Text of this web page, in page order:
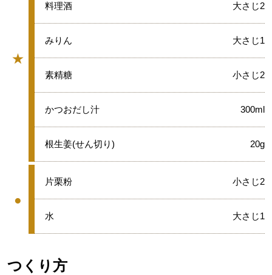
★
グループ
★
料理酒 大さじ2
★
みりん 大さじ1
★
素精糖 小さじ2
★
かつおだし汁 300ml
★
根生姜(せん切り) 20g
●
グループ
●
片栗粉 小さじ2
●
水 大さじ1
つくり方